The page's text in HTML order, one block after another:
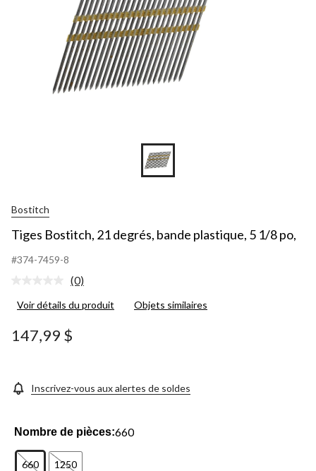
Bostitch
Tiges Bostitch, 21 degrés, bande plastique, 5 1/8 po,
#374-7459-8
Aucune
pour
produit.
Lien
page.
(0)
Voir détails du produit Objets similaires
147,99 $
Inscrivez-vous aux alertes de soldes
Nombre de pièces:660
660 1250